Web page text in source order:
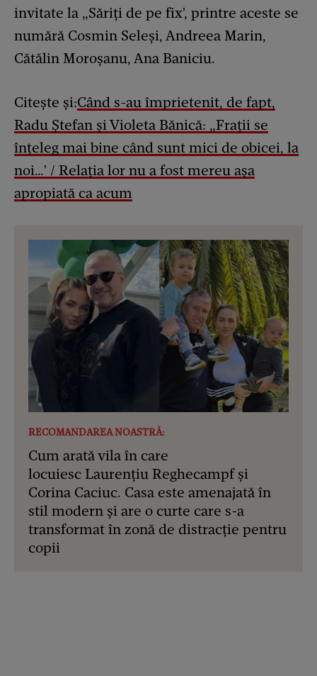
invitate la „Săriți de pe fix', printre aceste se
numără Cosmin Seleși, Andreea Marin,
Cătălin Moroșanu, Ana Baniciu.
Citește și:Când s-au împrietenit, de fapt,
Radu Ștefan și Violeta Bănică: „Frații se
înțeleg mai bine când sunt mici de obicei, la
noi…' / Relația lor nu a fost mereu așa
apropiată ca acum
RECOMANDAREA NOASTRĂ:
Cum arată vila în care
locuiesc Laurențiu Reghecampf și
Corina Caciuc. Casa este amenajată în
stil modern și are o curte care s-a
transformat în zonă de distracție pentru
copii